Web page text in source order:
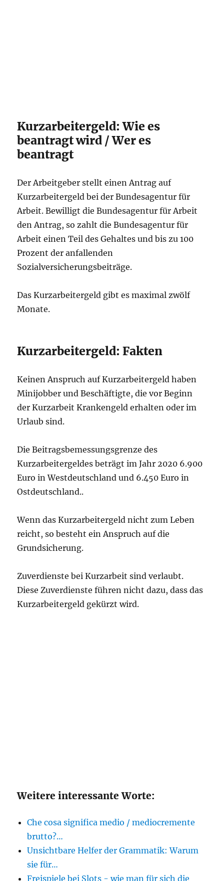
Kurzarbeitergeld: Wie es
beantragt wird / Wer es
beantragt
Der Arbeitgeber stellt einen Antrag auf
Kurzarbeitergeld bei der Bundesagentur für
Arbeit. Bewilligt die Bundesagentur für Arbeit
den Antrag, so zahlt die Bundesagentur für
Arbeit einen Teil des Gehaltes und bis zu 100
Prozent der anfallenden
Sozialversicherungsbeiträge.
Das Kurzarbeitergeld gibt es maximal zwölf
Monate.
Kurzarbeitergeld: Fakten
Keinen Anspruch auf Kurzarbeitergeld haben
Minijobber und Beschäftigte, die vor Beginn
der Kurzarbeit Krankengeld erhalten oder im
Urlaub sind.
Die Beitragsbemessungsgrenze des
Kurzarbeitergeldes beträgt im Jahr 2020 6.900
Euro in Westdeutschland und 6.450 Euro in
Ostdeutschland..
Wenn das Kurzarbeitergeld nicht zum Leben
reicht, so besteht ein Anspruch auf die
Grundsicherung.
Zuverdienste bei Kurzarbeit sind verlaubt.
Diese Zuverdienste führen nicht dazu, dass das
Kurzarbeitergeld gekürzt wird.
Weitere interessante Worte:
Che cosa significa medio / mediocremente
brutto?…
Unsichtbare Helfer der Grammatik: Warum
sie für…
Freispiele bei Slots - wie man für sich die